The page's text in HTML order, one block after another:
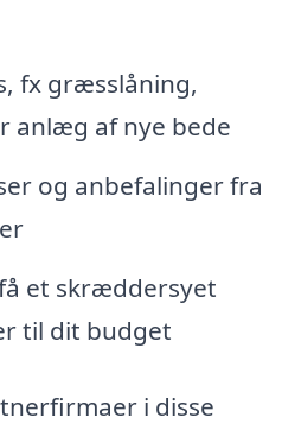
fx græsslåning,
anlæg af nye bede
og anbefalinger fra
et skræddersyet
til dit budget
i disse